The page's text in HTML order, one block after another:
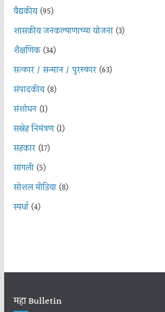
वैद्यकीय(95)
शासकीय जनकल्याणाच्या योजना(3)
शैक्षणिक(34)
सत्कार / सन्मान / पुरस्कार(63)
संपादकीय(8)
संशोधन(1)
सस्नेह निमंत्रण(1)
सहकार(17)
सांगली(5)
सोशल मीडिया(8)
स्पर्धा(4)
महा Bulletin